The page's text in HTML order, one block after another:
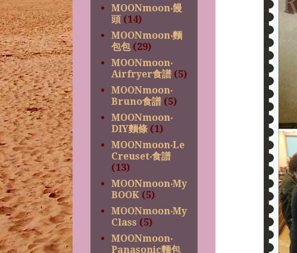
MOONmoon‧饅
頭 (14)
MOONmoon‧麵
包包 (29)
MOONmoon‧
Airfryer食譜 (5)
MOONmoon‧
Bruno食譜 (5)
MOONmoon‧
DIY麵條 (1)
MOONmoon‧Le
Creuset‧食譜
(13)
MOONmoon‧My
BOOK (5)
MOONmoon‧My
Class (5)
MOONmoon‧
Panasonic麵包